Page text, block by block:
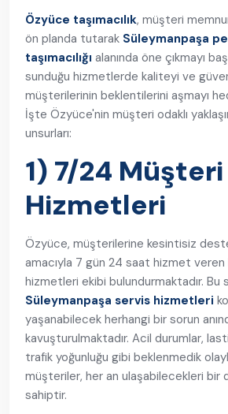
Özyüce taşımacılık, müşteri
ön planda tutarak Süleymanpaşa
taşımacılığı alanında öne çıkmayı
sunduğu hizmetlerde kaliteyi ve
müşterilerinin beklentilerini aşmayı
İşte Özyüce'nin müşteri odaklı
unsurları:
1) 7/24 Müşteri
Hizmetleri
Özyüce, müşterilerine kesintisiz
amacıyla 7 gün 24 saat hizmet
hizmetleri ekibi bulundurmaktadır. Bu
Süleymanpaşa servis hizmetleri
yaşanabilecek herhangi bir sorun
kavuşturulmaktadır. Acil durumlar,
trafik yoğunluğu gibi beklenmedik
müşteriler, her an ulaşabilecekleri bir
sahiptir.